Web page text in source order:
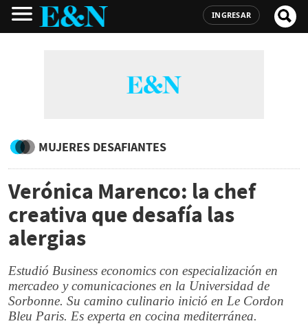
INGRESAR
MUJERES DESAFIANTES
Verónica Marenco: la chef
creativa que desafía las
alergias
Estudió Business economics con especialización en
mercadeo y comunicaciones en la Universidad de
Sorbonne. Su camino culinario inició en Le Cordon
Bleu Paris. Es experta en cocina mediterránea.